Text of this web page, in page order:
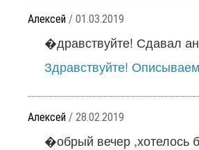
Алексей / 01.03.2019
�дравствуйте! Сдавал
Здравствуйте!
Алексей / 28.02.2019
�обрый вечер ,хотелось